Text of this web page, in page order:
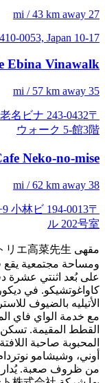
27 mi / 43 km away
10-17 Kotobukicho, Numazu, Shizuoka 410-0053, Japan
Ebina Vinawalk
35 mi / 57 km away
老名ビナ
ウォーク 5-館3階
Neko-no-mise
38 mi / 62 km away
小林ビ
ル 202号室
ومساحة مجتمعية يقع
على بُعد اثنتي عشرة
كاواغوتشيكو. في
الأتيليه بالضيوف
مع خدمة الواي فاي
القطط المقيمة.
المحبوبة صاحبة
أوني، وشيشامو
من ظروف صعبة. يُدار